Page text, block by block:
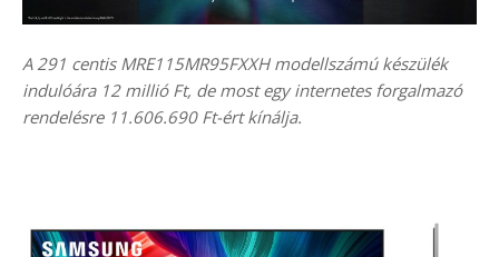
A 291 centis MRE115MR95FXXH modellszámú készülék
indulóára 12 millió Ft, de most egy internetes forgalmazó
rendelésre 11.606.690 Ft-ért kínálja.